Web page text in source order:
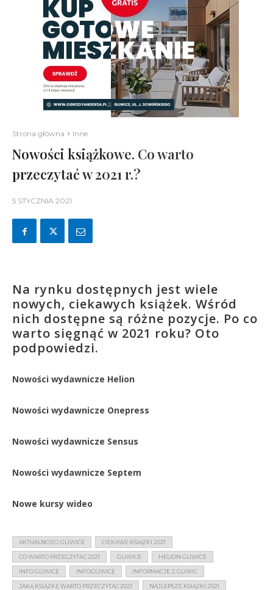
Strona główna Inne
Nowości książkowe. Co warto
przeczytać w 2021 r.?
5 STYCZNIA 2021
Na rynku dostępnych jest wiele
nowych, ciekawych książek. Wśród
nich dostępne są różne pozycje. Po co
warto sięgnąć w 2021 roku? Oto
podpowiedzi.
Nowości wydawnicze Helion
Nowości wydawnicze Onepress
Nowości wydawnicze Sensus
Nowości wydawnicze Septem
Nowe kursy wideo
AKTUALNOŚCI GLIWICE CIEKAWE KSIĄŻKI 2021
CO WARTO PRZECZYTAĆ 2021 GLIWICE HELION GLIWICE
INFO GLIWICE INFOGLIWICE INFORMACJE Z GLIWIC
JAKĄ KSIĄŻKĘ WARTO PRZECZYTAĆ 2021 NAJLEPSZE KSIĄŻKI 2021